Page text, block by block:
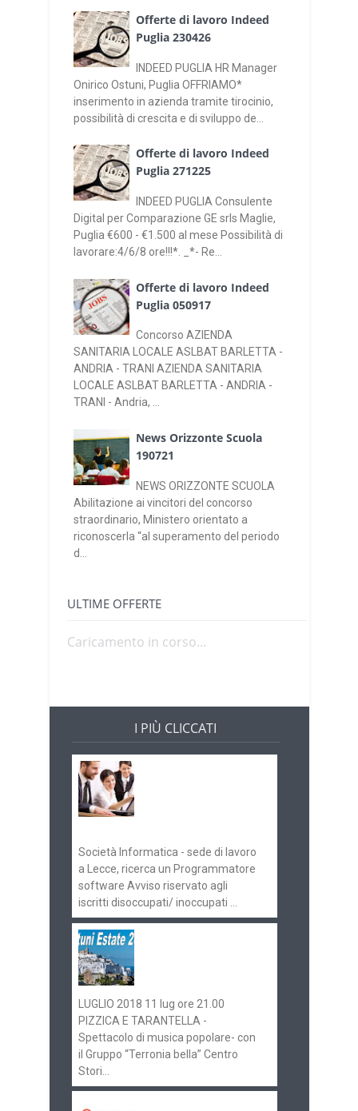
Offerte di lavoro Indeed
Puglia 230426
INDEED PUGLIA HR Manager
Onirico Ostuni, Puglia OFFRIAMO*
inserimento in azienda tramite tirocinio,
possibilità di crescita e di sviluppo de...
Offerte di lavoro Indeed
Puglia 271225
INDEED PUGLIA Consulente
Digital per Comparazione GE srls Maglie,
Puglia €600 - €1.500 al mese Possibilità di
lavorare:4/6/8 ore!!!*. _*- Re...
Offerte di lavoro Indeed
Puglia 050917
Concorso AZIENDA
SANITARIA LOCALE ASLBAT BARLETTA -
ANDRIA - TRANI AZIENDA SANITARIA
LOCALE ASLBAT BARLETTA - ANDRIA -
TRANI - Andria, ...
News Orizzonte Scuola
190721
NEWS ORIZZONTE SCUOLA
Abilitazione ai vincitori del concorso
straordinario, Ministero orientato a
riconoscerla “al superamento del periodo
d...
ULTIME OFFERTE
Caricamento in corso...
I PIÙ CLICCATI
Società Informatica - sede di lavoro
a Lecce, ricerca un Programmatore
software Avviso riservato agli
iscritti disoccupati/ inoccupati ...
LUGLIO 2018 11 lug ore 21.00
PIZZICA E TARANTELLA -
Spettacolo di musica popolare- con
il Gruppo “Terronia bella” Centro
Stori...